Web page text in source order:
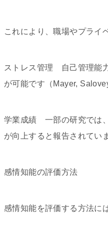
これにより、職場やプライ
ストレス管理 自己管理能
が可能です（Mayer,
学業成績 一部の研究では
が向上すると報告されてい
感情知能の評価方法
感情知能を評価する方法に